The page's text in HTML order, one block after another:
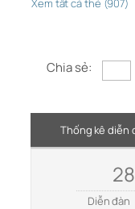
Xem tất cả thẻ (907)
Chia sẻ:
Thống kê diễn
28
Diễn đàn